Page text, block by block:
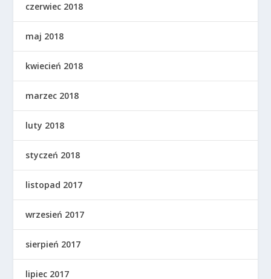
czerwiec 2018
maj 2018
kwiecień 2018
marzec 2018
luty 2018
styczeń 2018
listopad 2017
wrzesień 2017
sierpień 2017
lipiec 2017